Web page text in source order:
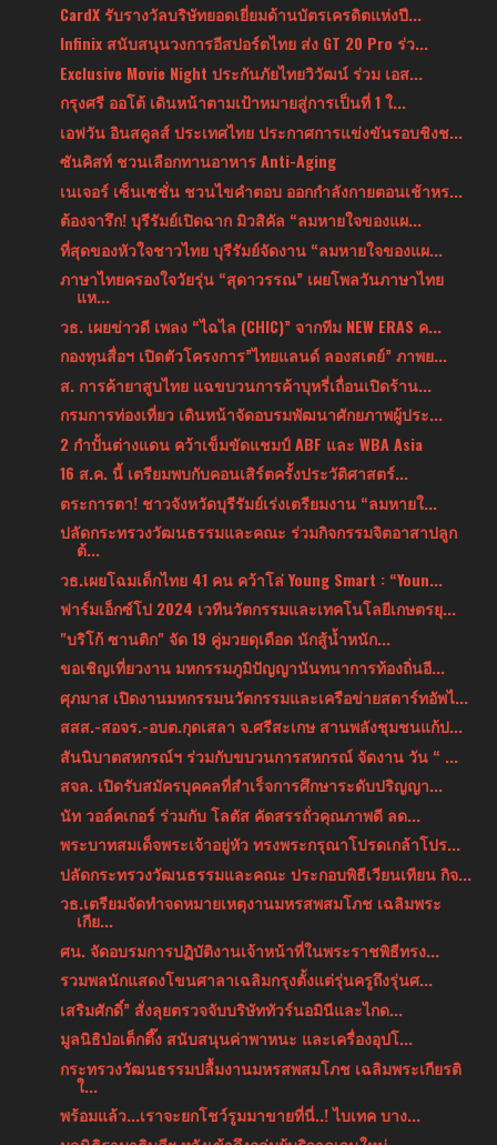
CardX รับรางวัลบริษัทยอดเยี่ยมด้านบัตรเครดิตแห่งปี...
Infinix สนับสนุนวงการอีสปอร์ตไทย ส่ง GT 20 Pro ร่ว...
Exclusive Movie Night ประกันภัยไทยวิวัฒน์ ร่วม เอส...
กรุงศรี ออโต้ เดินหน้าตามเป้าหมายสู่การเป็นที่ 1 ใ...
เอฟวัน อินสคูลส์ ประเทศไทย ประกาศการแข่งขันรอบชิงช...
ซันคิสท์ ชวนเลือกทานอาหาร Anti-Aging
เนเจอร์ เซ็นเซชั่น ชวนไขคำตอบ ออกกำลังกายตอนเช้าหร...
ต้องจารึก! บุรีรัมย์เปิดฉาก มิวสิคัล “ลมหายใจของแผ...
ที่สุดของหัวใจชาวไทย บุรีรัมย์จัดงาน “ลมหายใจของแผ...
ภาษาไทยครองใจวัยรุ่น “สุดาวรรณ” เผยโพลวันภาษาไทย
แห...
วธ. เผยข่าวดี เพลง “ไฉไล (CHIC)” จากทีม NEW ERAS ค...
กองทุนสื่อฯ เปิดตัวโครงการ”ไทยแลนด์ ลองสเตย์” ภาพย...
ส. การค้ายาสูบไทย แฉขบวนการค้าบุหรี่เถื่อนเปิดร้าน...
กรมการท่องเที่ยว เดินหน้าจัดอบรมพัฒนาศักยภาพผู้ประ...
2 กำปั้นต่างแดน คว้าเข็มขัดแชมป์ ABF และ WBA Asia
16 ส.ค. นี้ เตรียมพบกับคอนเสิร์ตครั้งประวัติศาสตร์...
ตระการตา! ชาวจังหวัดบุรีรัมย์เร่งเตรียมงาน “ลมหายใ...
ปลัดกระทรวงวัฒนธรรมและคณะ ร่วมกิจกรรมจิตอาสาปลูก
ต้...
วธ.เผยโฉมเด็กไทย 41 คน คว้าโล่ Young Smart : “Youn...
ฟาร์มเอ็กซ์โป 2024 เวทีนวัตกรรมและเทคโนโลยีเกษตรยุ...
"บริโก้ ซานติก" จัด 19 คู่มวยดุเดือด นักสู้น้ำหนัก...
ขอเชิญเที่ยวงาน มหกรรมภูมิปัญญานันทนาการท้องถิ่นอี...
ศุภมาส เปิดงานมหกรรมนวัตกรรมและเครือข่ายสตาร์ทอัพไ...
สสส.-สอจร.-อบต.กุดเสลา จ.ศรีสะเกษ สานพลังชุมชนแก้ป...
สันนิบาตสหกรณ์ฯ ร่วมกับขบวนการสหกรณ์ จัดงาน วัน “ ...
สจล. เปิดรับสมัครบุคคลที่สำเร็จการศึกษาระดับปริญญา...
นัท วอล์คเกอร์ ร่วมกับ โลตัส คัดสรรถั่วคุณภาพดี ลด...
พระบาทสมเด็จพระเจ้าอยู่หัว ทรงพระกรุณาโปรดเกล้าโปร...
ปลัดกระทรวงวัฒนธรรมและคณะ ประกอบพิธีเวียนเทียน กิจ...
วธ.เตรียมจัดทำจดหมายเหตุงานมหรสพสมโภช เฉลิมพระ
เกีย...
ศน. จัดอบรมการปฏิบัติงานเจ้าหน้าที่ในพระราชพิธีทรง...
รวมพลนักแสดงโขนศาลาเฉลิมกรุงตั้งแต่รุ่นครูถึงรุ่นศ...
เสริมศักดิ์” สั่งลุยตรวจจับบริษัททัวร์นอมินีและไกด...
มูลนิธิป่อเต็กตึ๊ง สนับสนุนค่าพาหนะ และเครื่องอุปโ...
กระทรวงวัฒนธรรมปลื้มงานมหรสพสมโภช เฉลิมพระเกียรติ
ใ...
พร้อมแล้ว...เราจะยกโชว์รูมมาขายที่นี่..! ไบเทค บาง...